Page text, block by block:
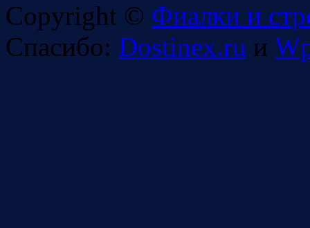
Copyright © Фиалки и
Спасибо: Dostinex.ru и